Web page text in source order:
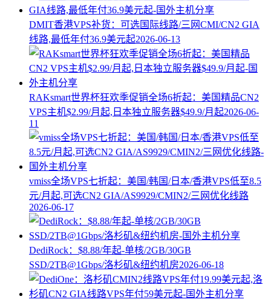
DMIT香港VPS补货：可选国际线路/三网CMI/CN2 GIA
线路,最低年付36.9美元起2026-06-13
RAKsmart世界杯狂欢季促销全场6折起：美国精品CN2
VPS主机$2.99/月起,日本独立服务器$49.9/月起2026-06-
11
vmiss全场VPS七折起：美国/韩国/日本/香港VPS低至8.5
元/月起,可选CN2 GIA/AS9929/CMIN2/三网优化线路
2026-06-17
DediRock：$8.88/年起-单核/2GB/30GB
SSD/2TB@1Gbps/洛杉矶&纽约机房2026-06-18